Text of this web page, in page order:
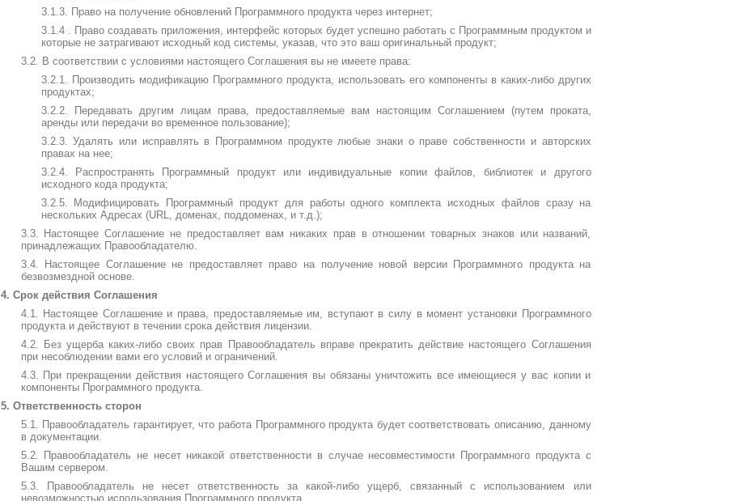
3.1.3. Право на получение обновлений Программного продукта через интернет;
3.1.4 . Право создавать приложения, интерфейс которых будет успешно работать с Программным продуктом и
которые не затрагивают исходный код системы, указав, что это ваш оригинальный продукт;
3.2. В соответствии с условиями настоящего Соглашения вы не имеете права:
3.2.1. Производить модификацию Программного продукта, использовать его компоненты в каких-либо других
продуктах;
3.2.2. Передавать другим лицам права, предоставляемые вам настоящим Соглашением (путем проката,
аренды или передачи во временное пользование);
3.2.3. Удалять или исправлять в Программном продукте любые знаки о праве собственности и авторских
правах на нее;
3.2.4. Распространять Программный продукт или индивидуальные копии файлов, библиотек и другого
исходного кода продукта;
3.2.5. Модифицировать Программный продукт для работы одного комплекта исходных файлов сразу на
нескольких Адресах (URL, доменах, поддоменах, и т.д.);
3.3. Настоящее Соглашение не предоставляет вам никаких прав в отношении товарных знаков или названий,
принадлежащих Правообладателю.
3.4. Настоящее Соглашение не предоставляет право на получение новой версии Программного продукта на
безвозмездной основе.
4. Срок действия Соглашения
4.1. Настоящее Соглашение и права, предоставляемые им, вступают в силу в момент установки Программного
продукта и действуют в течении срока действия лицензии.
4.2. Без ущерба каких-либо своих прав Правообладатель вправе прекратить действие настоящего Соглашения
при несоблюдении вами его условий и ограничений.
4.3. При прекращении действия настоящего Соглашения вы обязаны уничтожить все имеющиеся у вас копии и
компоненты Программного продукта.
5. Ответственность сторон
5.1. Правообладатель гарантирует, что работа Программного продукта будет соответствовать описанию, данному
в документации.
5.2. Правообладатель не несет никакой ответственности в случае несовместимости Программного продукта с
Вашим сервером.
5.3. Правообладатель не несет ответственность за какой-либо ущерб, связанный с использованием или
невозможностью использования Программного продукта.